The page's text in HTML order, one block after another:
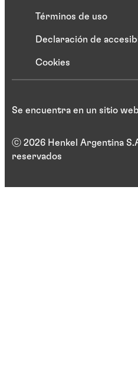
Términos de uso
Declaración de
Cookies
ⓒ 2026 Henkel Argentina
reservados
Se encuentra en un sitio